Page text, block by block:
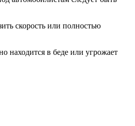
скорость или полностью
находится в беде или угрожает